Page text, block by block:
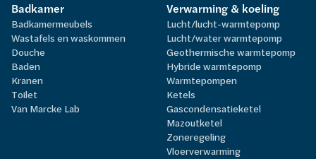
Badkamer
Badkamermeubels
Wastafels en waskommen
Douche
Baden
Kranen
Toilet
Van Marcke Lab
Verwarming & koeling
Lucht/lucht-warmtepomp
Lucht/water warmtepomp
Geothermische warmtepomp
Hybride warmtepomp
Warmtepompen
Ketels
Gascondensatieketel
Mazoutketel
Zoneregeling
Vloerverwarming